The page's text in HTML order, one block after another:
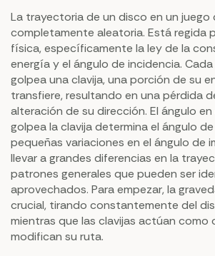
La trayectoria de un disco en un juego
completamente aleatoria. Está regida
física, específicamente la ley de la
energía y el ángulo de incidencia.
golpea una clavija, una porción de su
transfiere, resultando en una pérdida
alteración de su dirección. El ángulo
golpea la clavija determina el ángulo
pequeñas variaciones en el ángulo de
llevar a grandes diferencias en la
patrones generales que pueden ser
aprovechados. Para empezar, la
crucial, tirando constantemente del
mientras que las clavijas actúan como
modifican su ruta.